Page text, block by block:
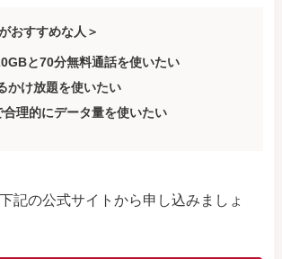
おすすめな人＞
と70分無料通話を使いたい
かけ放題を使いたい
理的にデータ量を使いたい
記の公式サイトから申し込みましょ